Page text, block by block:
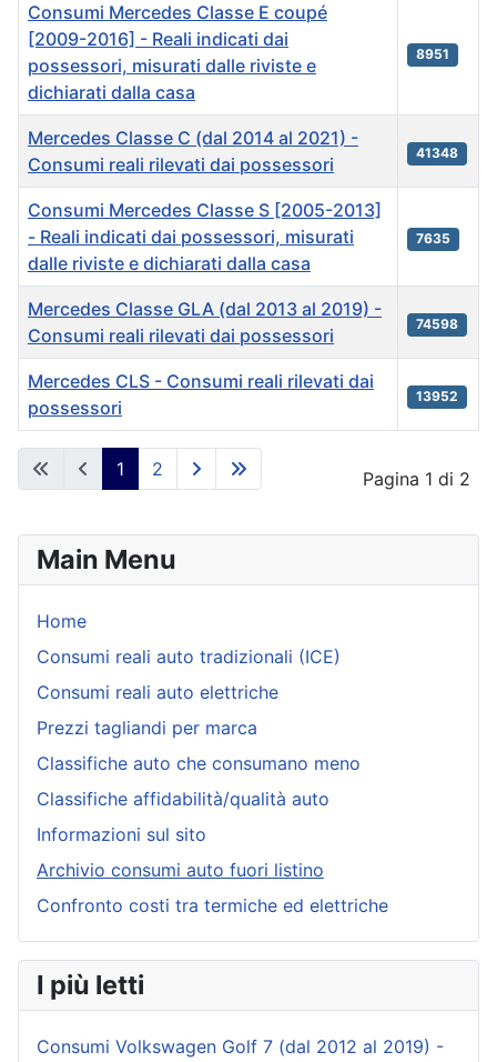
Main Menu
Home
Consumi reali auto tradizionali (ICE)
Consumi reali auto elettriche
Prezzi tagliandi per marca
Classifiche auto che consumano meno
Classifiche affidabilità/qualità auto
Informazioni sul sito
Archivio consumi auto fuori listino
Confronto costi tra termiche ed elettriche
I più letti
Consumi Volkswagen Golf 7 (dal 2012 al 2019) -
Articles
Consumi Mercedes Classe E coupé
[2009-2016] - Reali indicati dai
possessori, misurati dalle riviste e
dichiarati dalla casa
8951
Mercedes Classe C (dal 2014 al 2021) -
Consumi reali rilevati dai possessori
41348
Consumi Mercedes Classe S [2005-2013]
- Reali indicati dai possessori, misurati
dalle riviste e dichiarati dalla casa
7635
Mercedes Classe GLA (dal 2013 al 2019) -
Consumi reali rilevati dai possessori
74598
Mercedes CLS - Consumi reali rilevati dai
possessori
13952
Pagina 1 di 2
1 2